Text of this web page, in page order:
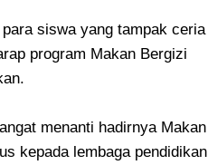
siswa yang tampak ceria
program Makan Bergizi
menanti hadirnya Makan
kepada lembaga pendidikan